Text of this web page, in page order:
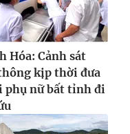
Hóa: Cảnh sát
kịp thời đưa
phụ nữ bất tỉnh đi